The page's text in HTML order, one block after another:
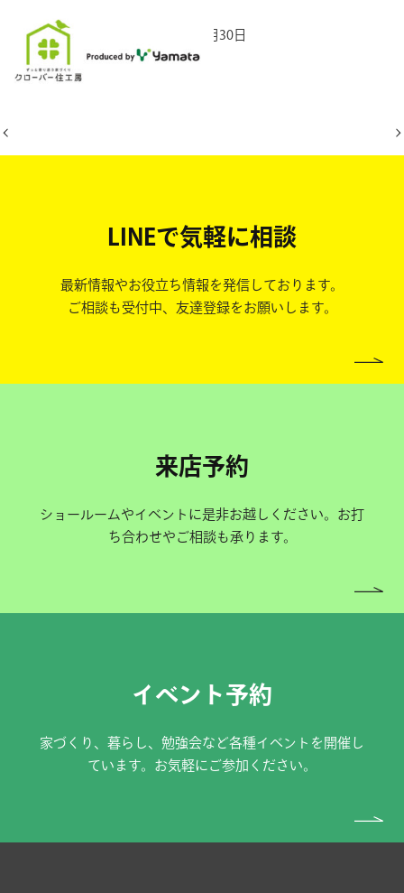
2025年10月30日
LINEで気軽に相談
最新情報やお役立ち情報を発信しております。
ご相談も受付中、友達登録をお願いします。
来店予約
ショールームやイベントに是非お越しください。お打
ち合わせやご相談も承ります。
イベント予約
家づくり、暮らし、勉強会など各種イベントを開催し
ています。お気軽にご参加ください。